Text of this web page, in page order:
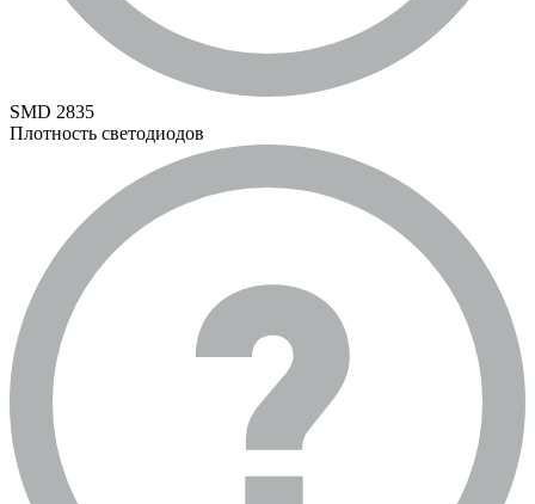
SMD 2835
Плотность светодиодов